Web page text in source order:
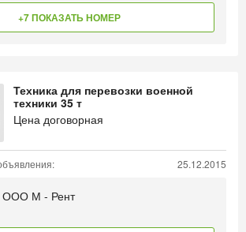
+7 ПОКАЗАТЬ НОМЕР
Техника для перевозки военной
техники 35 т
Цена договорная
25.12.2015
ООО М - Рент